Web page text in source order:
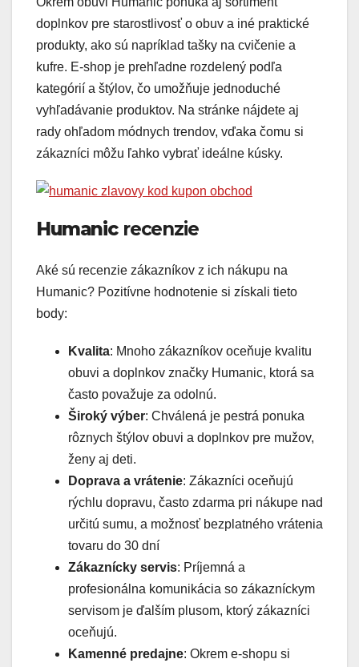
doplnkov pre starostlivosť o obuv a iné praktické
produkty, ako sú napríklad tašky na cvičenie a
kufre. E-shop je prehľadne rozdelený podľa
kategórií a štýlov, čo umožňuje jednoduché
vyhľadávanie produktov. Na stránke nájdete aj
rady ohľadom módnych trendov, vďaka čomu si
zákazníci môžu ľahko vybrať ideálne kúsky.
Humanic recenzie
Aké sú recenzie zákazníkov z ich nákupu na
Humanic? Pozitívne hodnotenie si získali tieto
body:
Kvalita: Mnoho zákazníkov oceňuje kvalitu
obuvi a doplnkov značky Humanic, ktorá sa
často považuje za odolnú​.
Široký výber: Chválená je pestrá ponuka
rôznych štýlov obuvi a doplnkov pre mužov,
ženy aj deti.
Doprava a vrátenie: Zákazníci oceňujú
rýchlu dopravu, často zdarma pri nákupe nad
určitú sumu, a možnosť bezplatného vrátenia
tovaru do 30 dní​
Zákaznícky servis: Príjemná a
profesionálna komunikácia so zákazníckym
servisom je ďalším plusom, ktorý zákazníci
oceňujú.
Kamenné predajne: Okrem e-shopu si